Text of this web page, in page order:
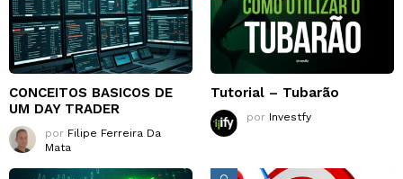
CONCEITOS BASICOS DE
UM DAY TRADER
por Filipe Ferreira Da
Mata
Tutorial – Tubarão
por Investfy